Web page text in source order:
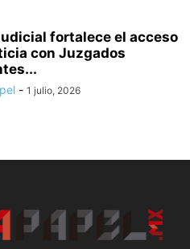
fortalece el acceso
con Juzgados
- 1 julio, 2026